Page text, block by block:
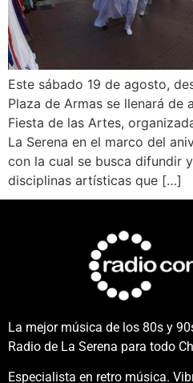
Este sábado 19 de agosto,
Plaza de Armas se llenará de
Fiesta de las Artes,
La Serena en el marco del
con la cual se busca difundir
disciplinas artísticas que […]
La mejor música de los 80s y
Radio de La Serena para todo
Especialista en retro música.